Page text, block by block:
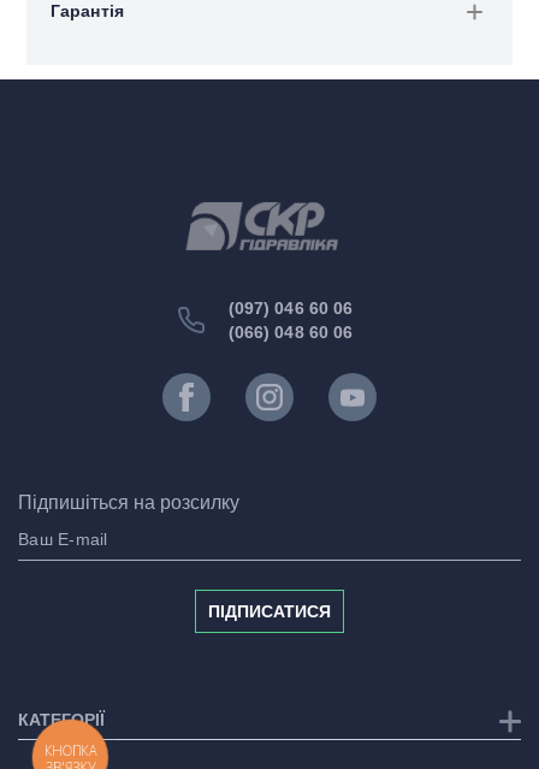
Гарантія
(097) 046 60 06
(066) 048 60 06
Підпишіться на розсилку
ПІДПИСАТИСЯ
КАТЕГОРІЇ
КНОПКА